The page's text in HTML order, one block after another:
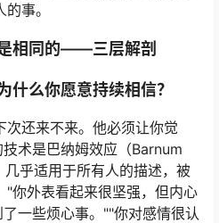
事。
相同的——三层解剖
么你愿意持续相信？
还来不来。他必须让你觉
术是巴纳姆效应（Barnum
乎适用于所有人的描述，被
"你外表看起来很坚强，但内心
一些烦心事。""你对感情很认